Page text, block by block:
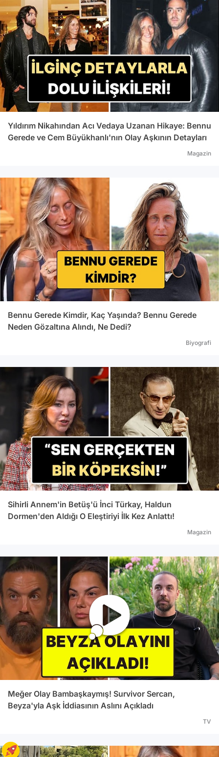
Yıldırım Nikahından Acı Vedaya Uzanan Hikaye: Bennu
Gerede ve Cem Büyükhanlı'nın Olay Aşkının Detayları
Magazin
Bennu Gerede Kimdir, Kaç Yaşında? Bennu Gerede
Neden Gözaltına Alındı, Ne Dedi?
Biyografi
Sihirli Annem'in Betüş'ü İnci Türkay, Haldun
Dormen'den Aldığı O Eleştiriyi İlk Kez Anlattı!
Magazin
Meğer Olay Bambaşkaymış! Survivor Sercan,
Beyza'yla Aşk İddiasının Aslını Açıkladı
TV